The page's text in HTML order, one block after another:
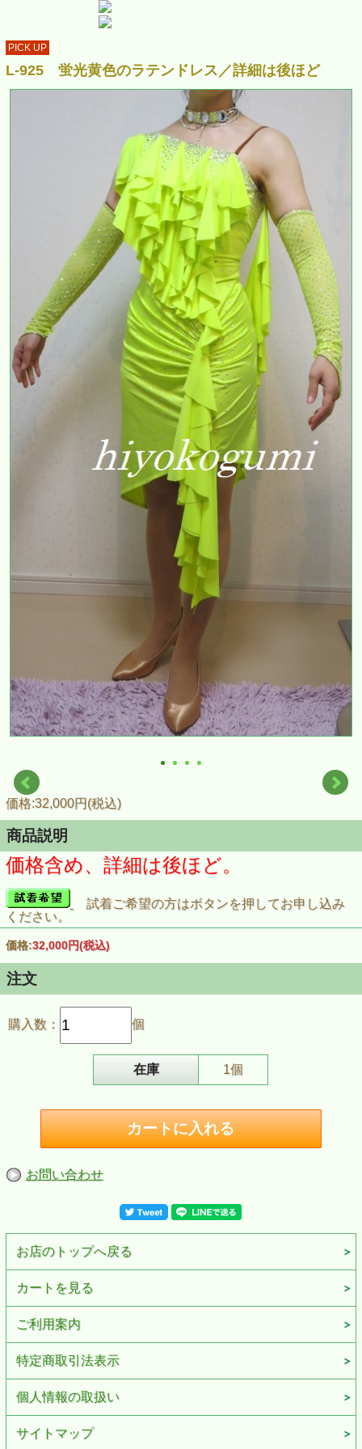
PICK UP
L-925 蛍光黄色のラテンドレス／詳細は後ほど
価格:32,000円(税込)
商品説明
価格含め、詳細は後ほど。
試着ご希望の方はボタンを押してお申し込み
ください。
価格:32,000円(税込)
注文
購入数： 個
在庫 1個
お問い合わせ
お店のトップへ戻る
カートを見る
ご利用案内
特定商取引法表示
個人情報の取扱い
サイトマップ